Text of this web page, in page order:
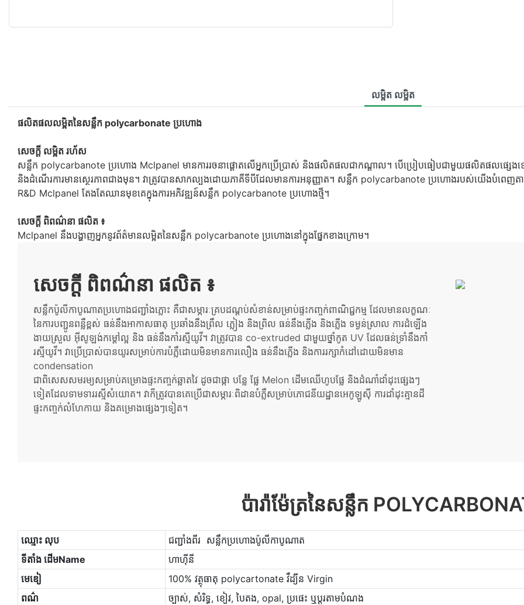
លម្អិត លម្អិត
ផលិតផលលម្អិតនៃសន្លឹក polycarbonate ប្រហោង
សេចក្ដី លម្អិត រហ័ស
សន្លឹក polycarbanote ប្រហោង Mclpanel មានការរចនាផ្តោតលើអ្នកប្រើប្រាស់ និងផលិតផលជាកណ្តាល។ បើប្រៀបធៀបជាមួយផលិតផលផ្សេ
និងដំណើរការមានស្ថេរភាពជាងមុន។ វាត្រូវបានសាកល្បងដោយភាគីទីបីដែលមានការអនុញ្ញាត។ សន្លឹក polycarbanote ប្រហោងរបស់យើងបំពេញត
R&D Mclpanel តែងតែឈានមុខគេក្នុងការអភិវឌ្ឍន៍សន្លឹក polycarbanote ប្រហោងថ្មី។
សេចក្ដី ពិពណ៌នា ផលិត ៖
Mclpanel នឹងបង្ហាញអ្នកនូវព័ត៌មានលម្អិតនៃសន្លឹក polycarbanote ប្រហោងនៅក្នុងផ្នែកខាងក្រោម។
សេចក្ដី ពិពណ៌នា ផលិត ៖
សន្លឹកប៉ូលីកាបូណាតប្រហោងជញ្ជាំងភ្លោះ គឺជាសម្ភារៈគ្របដណ្តប់សំខាន់សម្រាប់ផ្ទះកញ្ចក់ពាណិជ្ជកម្ម ដែលមានលក្ខណៈ
នៃការបញ្ជូនពន្លឺខ្ពស់ ធន់នឹងអាកាសធាតុ ប្រឆាំងនឹងព្រឹល ភ្លៀង និងព្រិល ធន់នឹងភ្លើង និងភ្លើង ទម្ងន់ស្រាល ការដំឡើង
ងាយស្រួល អ៊ីសូឡង់កម្ដៅល្អ និង ធន់នឹងកាំរស្មីយូវី។ វាត្រូវបាន co-extruded ជាមួយថ្នាំកូត UV ដែលធន់ទ្រាំនឹងកាំ
រស្មីយូវី។ វាប្រើប្រាស់បានយូរសម្រាប់ការបំភ្លឺដោយមិនមានការលឿង ធន់នឹងភ្លើង និងការរក្សាកំដៅដោយមិនមាន
condensation
ជាពិសេសសមរម្យសម្រាប់គម្រោងផ្ទះកញ្ចក់ឆ្លាតវៃ ដូចជាផ្កា បន្លែ ផ្លែ Melon ដើមឈើហូបផ្លែ និងដំណាំដាំដុះផ្សេងៗ
ទៀតដែលទាមទាររស្មីសំយោគ។ វាក៏ត្រូវបានគេប្រើជាសម្ភារៈពិដានបំភ្លឺសម្រាប់ភោជនីយដ្ឋានអេកូឡូស៊ី ការដាំដុះគ្មានដី
ផ្ទះកញ្ចក់លំហែកាយ និងគម្រោងផ្សេងៗទៀត។
ប៉ារ៉ាម៉ែត្រនៃសន្លឹក
ឈ្មោះ លុប
ជញ្ជាំងពីរ សន្លឹកប្រហោងប៉ូលីកាបូណាត
ទីតាំង ដើមName
ហាហ៊ីនី
មេឌៀ
100% វត្ថុធាតុ polycartonate វឺដ្យីន Virgin
ពណ៌
ច្បាស់, សំរិទ្ធ, ខៀវ, បៃតង, opal, ប្រផេះ ឬប្ដូរតាមបំណង